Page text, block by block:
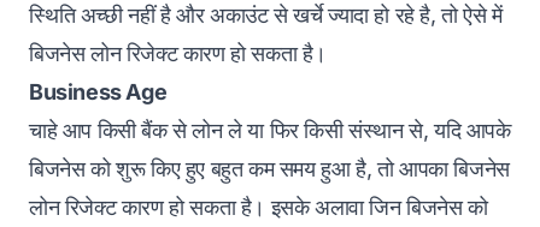
स्थिति अच्छी नहीं है और अकाउंट से खर्चे ज्यादा हो रहे है, तो ऐसे में
बिजनेस लोन रिजेक्ट कारण हो सकता है।
Business Age
चाहे आप किसी बैंक से लोन ले या फिर किसी संस्थान से, यदि आपके
बिजनेस को शुरू किए हुए बहुत कम समय हुआ है, तो आपका बिजनेस
लोन रिजेक्ट कारण हो सकता है। इसके अलावा जिन बिजनेस को